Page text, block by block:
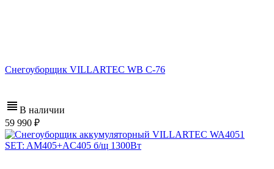
Снегоуборщик VILLARTEC WB C-76
В наличии
59 990